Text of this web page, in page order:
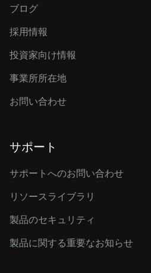
ブログ
採用情報
投資家向け情報
事業所所在地
お問い合わせ
サポート
サポートへのお問い合わせ
リソースライブラリ
製品のセキュリティ
製品に関する重要なお知らせ